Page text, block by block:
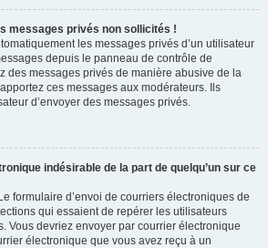
messages privés non sollicités !
les messages privés d’un utilisateur
depuis le panneau de contrôle de
des messages privés de manière abusive de la
ces messages aux modérateurs. Ils
d’envoyer des messages privés.
indésirable de la part de quelqu’un sur ce
formulaire d’envoi de courriers électroniques de
qui essaient de repérer les utilisateurs
Vous devriez envoyer par courrier électronique
électronique que vous avez reçu à un